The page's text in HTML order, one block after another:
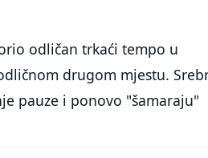
odličan trkaći tempo u
drugom mjestu.
pauze i ponovo "šamaraju"